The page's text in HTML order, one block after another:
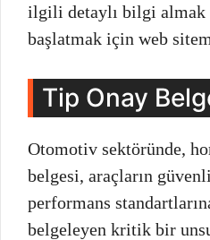
ilgili detaylı bilgi almak
başlatmak için web
Tip Onay
Otomotiv sektöründe,
belgesi, araçların
performans
belgeleyen kritik bir